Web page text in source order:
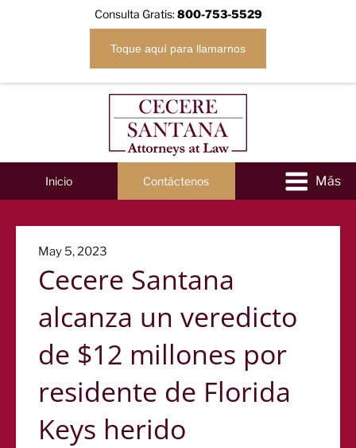
Consulta Gratis:800-753-5529
Toque aquí para llamarnos
Inicio Contáctenos
Posted
on
May 5, 2023
Cecere Santana
alcanza un veredicto
de $12 millones por
residente de Florida
Keys herido